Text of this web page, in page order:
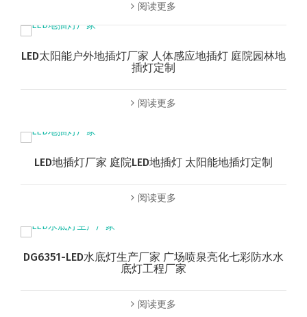
阅读更多
LED太阳能户外地插灯厂家 人体感应地插灯 庭院园林地
插灯定制
阅读更多
LED地插灯厂家 庭院LED地插灯 太阳能地插灯定制
阅读更多
DG6351-LED水底灯生产厂家 广场喷泉亮化七彩防水水
底灯工程厂家
阅读更多